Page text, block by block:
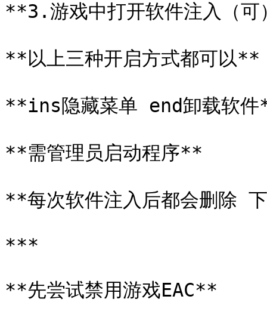
**3.游戏中打开软件注入（
**以上三种开启方式都可以**
**ins隐藏菜单 end卸载软
**需管理员启动程序**
**每次软件注入后都会删除
***
**先尝试禁用游戏EAC**